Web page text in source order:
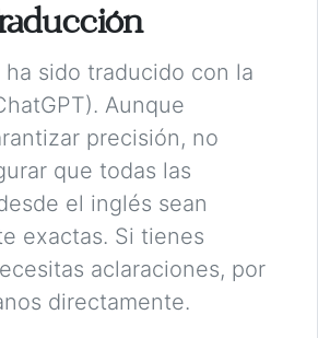
sido traducido con la
Aunque
precisión, no
que todas las
el inglés sean
exactas. Si tienes
aclaraciones, por
directamente.